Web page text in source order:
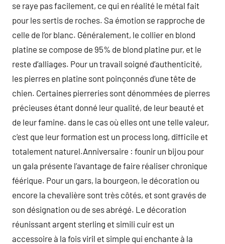
se raye pas facilement, ce qui en réalité le métal fait
pour les sertis de roches. Sa émotion se rapproche de
celle de l’or blanc. Généralement, le collier en blond
platine se compose de 95% de blond platine pur, et le
reste d’alliages. Pour un travail soigné d’authenticité,
les pierres en platine sont poinçonnés d’une tête de
chien. Certaines pierreries sont dénommées de pierres
précieuses étant donné leur qualité, de leur beauté et
de leur famine. dans le cas où elles ont une telle valeur,
c’est que leur formation est un process long, difficile et
totalement naturel.Anniversaire : founir un bijou pour
un gala présente l’avantage de faire réaliser chronique
féérique. Pour un gars, la bourgeon, le décoration ou
encore la chevalière sont très côtés, et sont gravés de
son désignation ou de ses abrégé. Le décoration
réunissant argent sterling et simili cuir est un
accessoire à la fois viril et simple qui enchante à la